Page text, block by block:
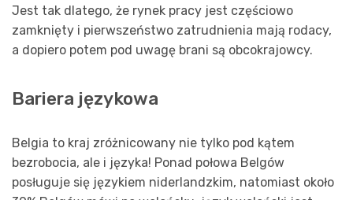
Jest tak dlatego, że rynek pracy jest częściowo
zamknięty i pierwszeństwo zatrudnienia mają rodacy,
a dopiero potem pod uwagę brani są obcokrajowcy.
Bariera językowa
Belgia to kraj zróżnicowany nie tylko pod kątem
bezrobocia, ale i języka! Ponad połowa Belgów
posługuje się językiem niderlandzkim, natomiast około